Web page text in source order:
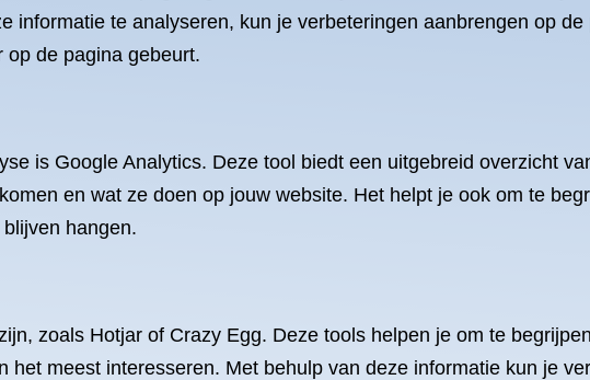
informatie te analyseren, kun je verbeteringen aanbrengen op
op de pagina gebeurt.
is Google Analytics. Deze tool biedt een uitgebreid overzicht
en wat ze doen op jouw website. Het helpt je ook om te
hangen.
zoals Hotjar of Crazy Egg. Deze tools helpen je om te
het meest interesseren. Met behulp van deze informatie kun je